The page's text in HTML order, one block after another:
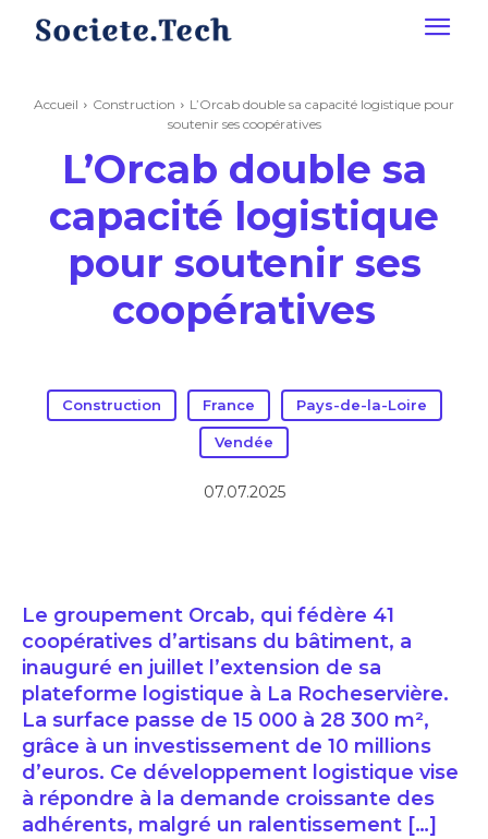
Accueil Construction
L’Orcab double sa capacité logistique pour
soutenir ses coopératives
L’Orcab double sa
capacité logistique
pour soutenir ses
coopératives
Construction France Pays-de-la-Loire
Vendée
07.07.2025
Le groupement Orcab, qui fédère 41
coopératives d’artisans du bâtiment, a
inauguré en juillet l’extension de sa
plateforme logistique à La Rocheservière.
La surface passe de 15 000 à 28 300 m²,
grâce à un investissement de 10 millions
d’euros. Ce développement logistique vise
à répondre à la demande croissante des
adhérents, malgré un ralentissement […]